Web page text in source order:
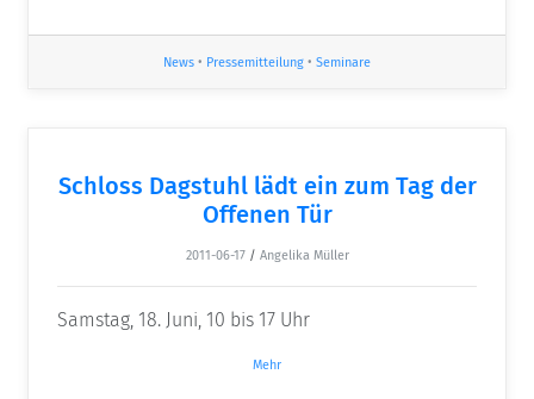
News • Pressemitteilung • Seminare
Schloss Dagstuhl lädt ein zum Tag der
Offenen Tür
2011-06-17 / Angelika Müller
Samstag, 18. Juni, 10 bis 17 Uhr
Mehr